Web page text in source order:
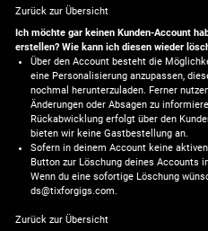
Zurück zur Übersicht
Ich möchte gar keinen Kunden-Account
erstellen? Wie kann ich diesen wieder
Über den Account besteht die
eine Personalisierung anzupassen,
nochmal herunterzuladen. Ferner
Änderungen oder Absagen zu
Rückabwicklung erfolgt über den
bieten wir keine Gastbestellung an.
Sofern in deinem Account keine
Button zur Löschung deines Accounts
Wenn du eine sofortige Löschung
ds@tixforgigs.com.
Zurück zur Übersicht